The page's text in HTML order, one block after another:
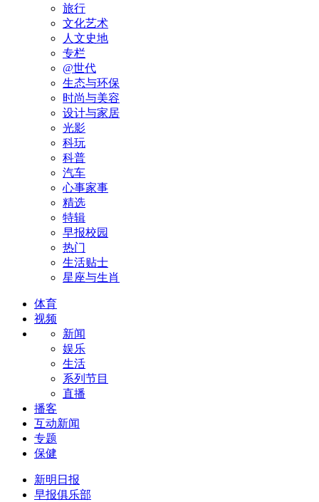
旅行
文化艺术
人文史地
专栏
@世代
生态与环保
时尚与美容
设计与家居
光影
科玩
科普
汽车
心事家事
精选
特辑
早报校园
热门
生活贴士
星座与生肖
体育
视频
新闻
娱乐
生活
系列节目
直播
播客
互动新闻
专题
保健
新明日报
早报俱乐部